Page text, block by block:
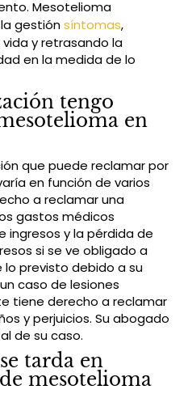
Mesotelioma
gestiónsíntomas,
y retrasando la
en la medida de lo
tengo
en
que puede reclamar por
en función de varios
a reclamar una
gastos médicos
ingresos y la pérdida de
si se ve obligado a
previsto debido a su
caso de lesiones
tiene derecho a reclamar
y perjuicios. Su abogado
de su caso.
tarda en
mesotelioma